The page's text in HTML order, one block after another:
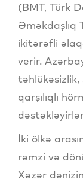
(BMT, Türk
Əməkdaşlıq
ikitərəfli
verir.
qarşılıqlı
İki ölkə
rəmzi və
Xəzər